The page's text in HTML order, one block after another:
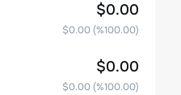
$0.00
$0.00(%100.00)
$0.00
$0.00(%100.00)